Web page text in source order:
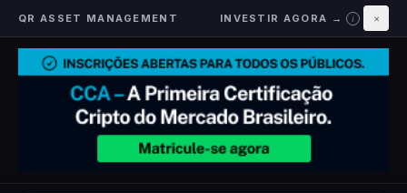
QR ASSET MANAGEMENT INVESTIR AGORA → i ×